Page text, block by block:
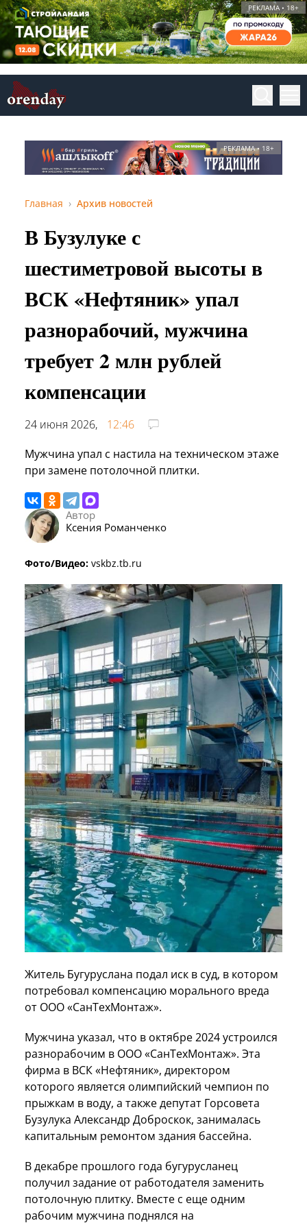
РЕКЛАМА • 18+
РЕКЛАМА • 18+
Главная Архив новостей
В Бузулуке с
шестиметровой высоты в
ВСК «Нефтяник» упал
разнорабочий, мужчина
требует 2 млн рублей
компенсации
24 июня 2026,
12:46
Мужчина упал с настила на техническом этаже
при замене потолочной плитки.
Автор
Ксения Романченко
Фото/Видео: vskbz.tb.ru
Житель Бугуруслана подал иск в суд, в котором
потребовал компенсацию морального вреда
от ООО «СанТехМонтаж».
Мужчина указал, что в октябре 2024 устроился
разнорабочим в ООО «СанТехМонтаж». Эта
фирма в ВСК «Нефтяник», директором
которого является олимпийский чемпион по
прыжкам в воду, а также депутат Горсовета
Бузулука Александр Доброскок, занималась
капитальным ремонтом здания бассейна.
В декабре прошлого года бугурусланец
получил задание от работодателя заменить
потолочную плитку. Вместе с еще одним
рабочим мужчина поднялся на